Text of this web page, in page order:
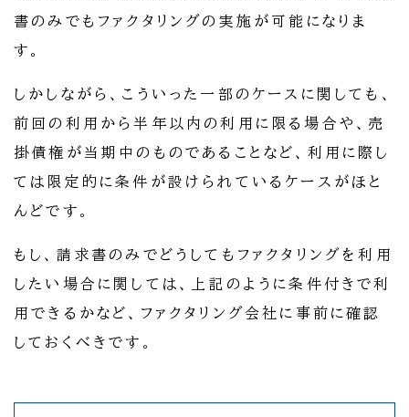
書のみでもファクタリングの実施が可能になりま
す。
しかしながら、こういった一部のケースに関しても、
前回の利用から半年以内の利用に限る場合や、売
掛債権が当期中のものであることなど、利用に際し
ては限定的に条件が設けられているケースがほと
んどです。
もし、請求書のみでどうしてもファクタリングを利用
したい場合に関しては、上記のように条件付きで利
用できるかなど、ファクタリング会社に事前に確認
しておくべきです。